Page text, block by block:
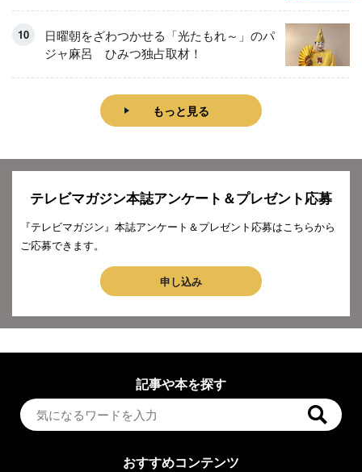
日曜朝をざわつかせる「光たもれ～」のパ
ジャ麻呂 ひみつ独占取材！
もっと見る
テレビマガジン本誌アンケート＆プレゼント応募
『テレビマガジン』本誌アンケート＆プレゼント応募はこちらから
ご応募できます。
申し込み
記事や本を探す
おすすめコンテンツ